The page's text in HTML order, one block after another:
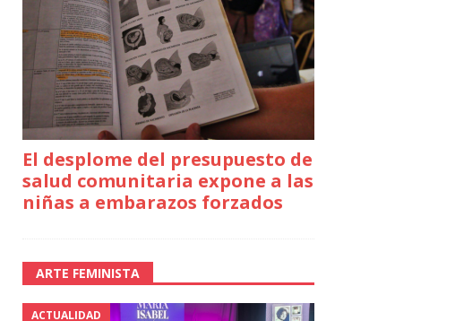
El desplome del presupuesto de
salud comunitaria expone a las
niñas a embarazos forzados
ARTE FEMINISTA
ACTUALIDAD